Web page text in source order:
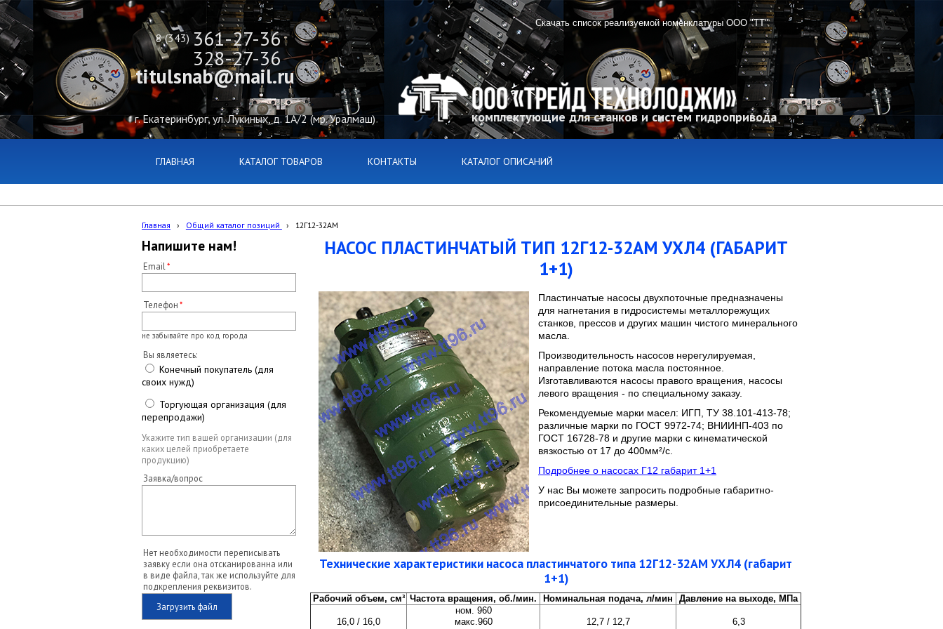
комплектующие для станков и систем гидропривода
8 (343) 361-27-36
г. Екатеринбург, ул. Лукиных, д. 1А/2 (мр. Уралмаш)
328-27-36
titulsnab@mail.ru
Скачать список реализуемой номенклатуры ООО "ТТ"
ГЛАВНАЯ КАТАЛОГ ТОВАРОВ КОНТАКТЫ КАТАЛОГ ОПИСАНИЙ
Главная › Общий каталог позиций › 12Г12-32АМ
Напишите нам!
Email
Телефон
не забывайте про код города
Вы являетесь:
Конечный покупатель (для
своих нужд)
Торгующая организация (для
перепродажи)
Укажите тип вашей организации (для
каких целей приобретаете
продукцию)
Заявка/вопрос
Нет необходимости переписывать
заявку если она отсканированна или
в виде файла, так же используйте для
подкрепления реквизитов.
Загрузить файл
НАСОС ПЛАСТИНЧАТЫЙ ТИП 12Г12-32АМ УХЛ4 (ГАБАРИТ
1+1)
Пластинчатые насосы двухпоточные предназначены
для нагнетания в гидросистемы металлорежущих
станков, прессов и других машин чистого минерального
масла.
Производительность насосов нерегулируемая,
направление потока масла постоянное.
Изготавливаются насосы правого вращения, насосы
левого вращения - по специальному заказу.
Рекомендуемые марки масел: ИГП, ТУ 38.101-413-78;
различные марки по ГОСТ 9972-74; ВНИИНП-403 по
ГОСТ 16728-78 и другие марки с кинематической
вязкостью от 17 до 400мм²/с.
Подробнее о насосах Г12 габарит 1+1
У нас Вы можете запросить подробные габаритно-
присоединительные размеры.
Технические характеристики насоса пластинчатого типа 12Г12-32АМ УХЛ4 (габарит
1+1)
Рабочий объем, см³ Частота вращения, об./мин. Номинальная подача, л/мин Давление на выходе, МПа
16,0 / 16,0
ном. 960
макс.960
12,7 / 12,7 6,3